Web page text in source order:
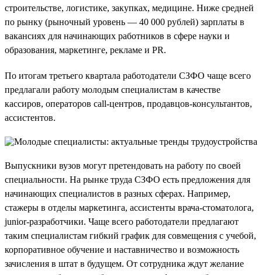
строительстве, логистике, закупках, медицине. Ниже средней
по рынку (рыночный уровень — 40 000 рублей) зарплаты в
вакансиях для начинающих работников в сфере науки и
образования, маркетинге, рекламе и PR.
По итогам третьего квартала работодатели СЗФО чаще всего
предлагали работу молодым специалистам в качестве
кассиров, операторов call-центров, продавцов-консультантов,
ассистентов.
Выпускники вузов могут претендовать на работу по своей
специальности. На рынке труда СЗФО есть предложения для
начинающих специалистов в разных сферах. Например,
стажеры в отделы маркетинга, ассистенты врача-стоматолога,
junior-разработчики. Чаще всего работодатели предлагают
таким специалистам гибкий график для совмещения с учебой,
корпоративное обучение и наставничество и возможность
зачисления в штат в будущем. От сотрудника ждут желание